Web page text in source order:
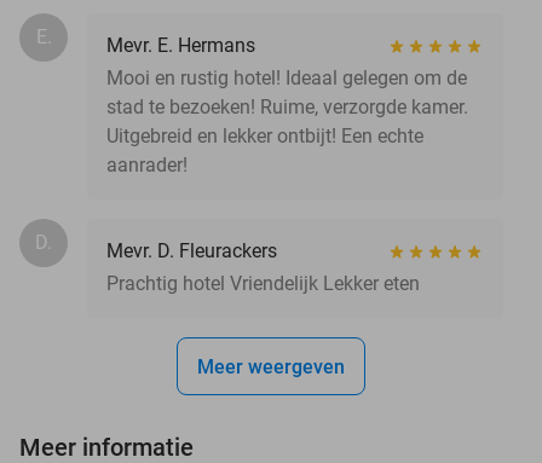
E.
Mevr. E. Hermans
Mooi en rustig hotel! Ideaal gelegen om de
stad te bezoeken! Ruime, verzorgde kamer.
Uitgebreid en lekker ontbijt! Een echte
aanrader!
D.
Mevr. D. Fleurackers
Prachtig hotel Vriendelijk Lekker eten
Meer weergeven
Meer informatie